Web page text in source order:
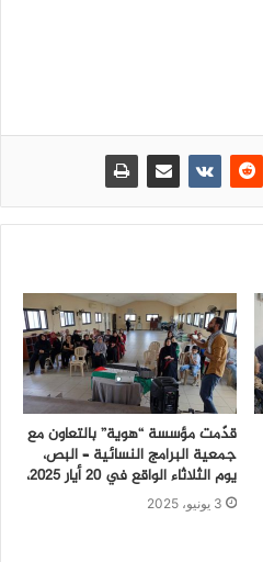
قدّمت مؤسسة “هوية” بالتعاون مع
جمعية البرامج النسائية – البص،
يوم الثلاثاء الواقع في 20 أيار 2025،
3 يونيو، 2025